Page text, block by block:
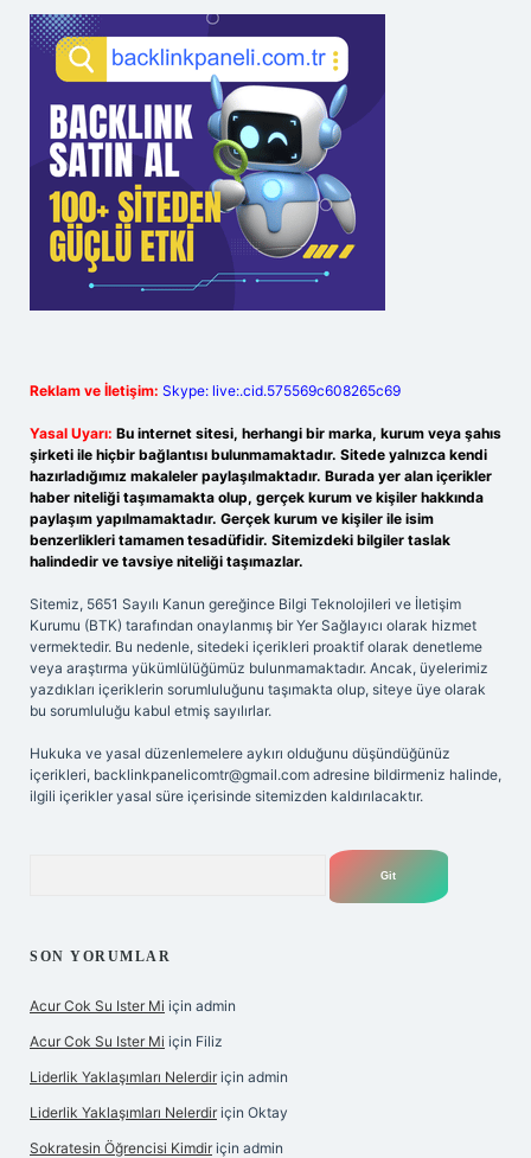
Reklam ve İletişim: Skype: live:.cid.575569c608265c69
Yasal Uyarı: Bu internet sitesi, herhangi bir marka, kurum veya şahıs
şirketi ile hiçbir bağlantısı bulunmamaktadır. Sitede yalnızca kendi
hazırladığımız makaleler paylaşılmaktadır. Burada yer alan içerikler
haber niteliği taşımamakta olup, gerçek kurum ve kişiler hakkında
paylaşım yapılmamaktadır. Gerçek kurum ve kişiler ile isim
benzerlikleri tamamen tesadüfidir. Sitemizdeki bilgiler taslak
halindedir ve tavsiye niteliği taşımazlar.
Sitemiz, 5651 Sayılı Kanun gereğince Bilgi Teknolojileri ve İletişim
Kurumu (BTK) tarafından onaylanmış bir Yer Sağlayıcı olarak hizmet
vermektedir. Bu nedenle, sitedeki içerikleri proaktif olarak denetleme
veya araştırma yükümlülüğümüz bulunmamaktadır. Ancak, üyelerimiz
yazdıkları içeriklerin sorumluluğunu taşımakta olup, siteye üye olarak
bu sorumluluğu kabul etmiş sayılırlar.
Hukuka ve yasal düzenlemelere aykırı olduğunu düşündüğünüz
içerikleri, backlinkpanelicomtr@gmail.com adresine bildirmeniz halinde,
ilgili içerikler yasal süre içerisinde sitemizden kaldırılacaktır.
SON YORUMLAR
Acur Cok Su Ister Mi için admin
Acur Cok Su Ister Mi için Filiz
Liderlik Yaklaşımları Nelerdir için admin
Liderlik Yaklaşımları Nelerdir için Oktay
Sokratesin Öğrencisi Kimdir için admin